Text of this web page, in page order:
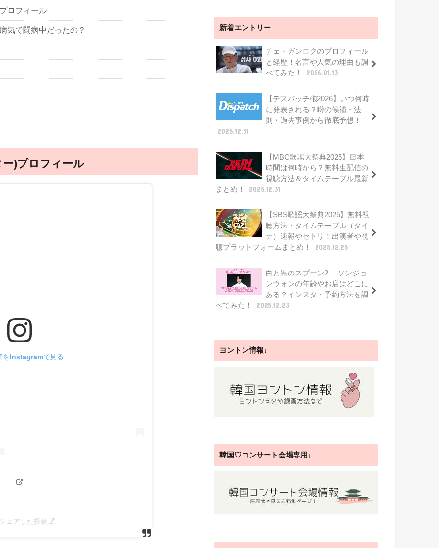
ロフィール
気で闘病中だったの？
)プロフィール
をInstagramで見る
ェアした投稿
新着エントリー
チェ・ガンロクのプロフィール
と経歴！名言や人気の理由も調
べてみた！
2026.01.13
【デスパッチ砲2026】いつ何時
に発表される？噂の候補・法
則・過去事例から徹底予想！
2025.12.31
【MBC歌謡大祭典2025】日本
時間は何時から？無料生配信の
視聴方法＆タイムテーブル最新
まとめ！
2025.12.31
【SBS歌謡大祭典2025】無料視
聴方法・タイムテーブル（タイ
テ）速報やセトリ！出演者や視
聴プラットフォームまとめ！
2025.12.25
白と黒のスプーン2 ｜ソンジョ
ンウォンの年齢やお店はどこに
ある？インスタ・予約方法を調
べてみた！
2025.12.23
ヨントン情報↓
韓国♡コンサート会場専用↓